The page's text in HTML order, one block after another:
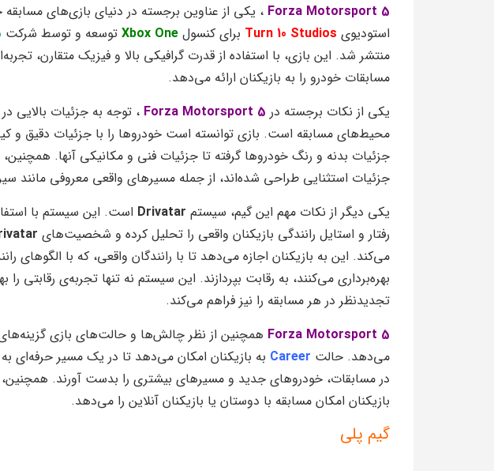
Forza Motorsport 5 ، یکی از عناوین برجسته در دنیای بازی‌های
استودیوی Turn 10 Studios برای کنسول توسعه و توسط شرکت
منتشر شد. این بازی، با استفاده از قدرت گرافیکی بالا و فیزیک متقارن،
مسابقات خودرو را به بازیکنان ارائه می‌دهد.
یکی از نکات برجسته در Forza Motorsport 5 ، توجه به جزئیات بالایی
محیط‌های مسابقه است. بازی توانسته است خودروها را با جزئیات دقیق و
جزئیات بدنه و رنگ خودروها گرفته تا جزئیات فنی و مکانیکی آنها.
جزئیات استثنایی طراحی شده‌اند، از جمله مسیرهای واقعی معروفی مانند
یکی دیگر از نکات مهم این گیم، سیستم Drivatar است. این سیستم با
رفتار و استایل رانندگی بازیکنان واقعی را تحلیل کرده و شخصیت‌های
می‌کند. این به بازیکنان اجازه می‌دهد تا با رانندگان واقعی، که با الگوهای
بهره‌برداری می‌کنند، به رقابت بپردازند. این سیستم نه تنها تجربه‌ی رقابتی
تجدیدنظر در هر مسابقه را نیز فراهم می‌کند.
Forza Motorsport 5 همچنین از نظر چالش‌ها و حالت‌های بازی گزینه‌های
می‌دهد. حالت Career به بازیکنان امکان می‌دهد تا در یک مسیر حرفه‌ای به
در مسابقات، خودروهای جدید و مسیرهای بیشتری را بدست آورند.
بازیکنان امکان مسابقه با دوستان یا بازیکنان آنلاین را می‌دهد.
گیم پلی